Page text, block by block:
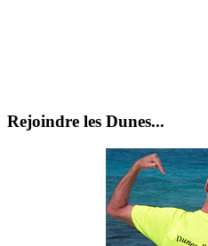
Rejoindre les Dunes...